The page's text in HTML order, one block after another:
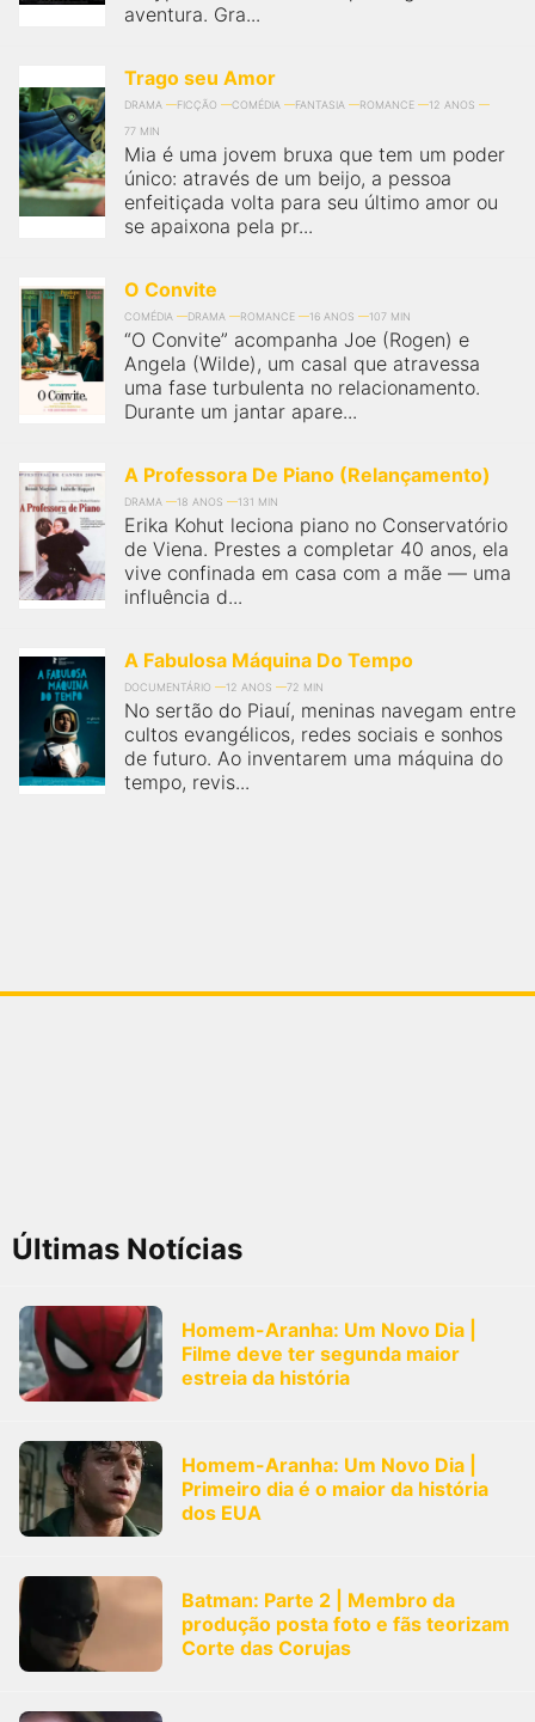
aventura. Gra...
Trago seu Amor
DRAMA FICÇÃO COMÉDIA FANTASIA ROMANCE
12 ANOS
77 MIN
Mia é uma jovem bruxa que tem um poder
único: através de um beijo, a pessoa
enfeitiçada volta para seu último amor ou
se apaixona pela pr...
O Convite
COMÉDIA DRAMA ROMANCE 16 ANOS 107 MIN
“O Convite” acompanha Joe (Rogen) e
Angela (Wilde), um casal que atravessa
uma fase turbulenta no relacionamento.
Durante um jantar apare...
A Professora De Piano (Relançamento)
DRAMA 18 ANOS 131 MIN
Erika Kohut leciona piano no Conservatório
de Viena. Prestes a completar 40 anos, ela
vive confinada em casa com a mãe — uma
influência d...
A Fabulosa Máquina Do Tempo
DOCUMENTÁRIO 12 ANOS 72 MIN
No sertão do Piauí, meninas navegam entre
cultos evangélicos, redes sociais e sonhos
de futuro. Ao inventarem uma máquina do
tempo, revis...
Últimas Notícias
Homem-Aranha: Um Novo Dia |
Filme deve ter segunda maior
estreia da história
Homem-Aranha: Um Novo Dia |
Primeiro dia é o maior da história
dos EUA
Batman: Parte 2 | Membro da
produção posta foto e fãs teorizam
Corte das Corujas